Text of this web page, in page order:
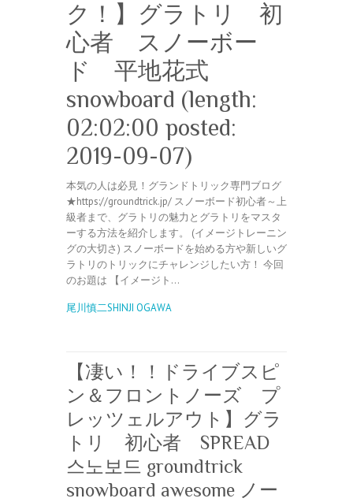
ク！】グラトリ 初
心者 スノーボー
ド 平地花式
snowboard (length:
02:02:00 posted:
2019-09-07)
本気の人は必見！グランドトリック専門ブログ
★https://groundtrick.jp/ スノーボード初心者～上
級者まで、グラトリの魅力とグラトリをマスタ
ーする方法を紹介します。 (イメージトレーニン
グの大切さ) スノーボードを始める方や新しいグ
ラトリのトリックにチャレンジしたい方！ 今回
のお題は 【イメージト…
尾川慎二SHINJI OGAWA
【凄い！！ドライブスピ
ン＆フロントノーズ プ
レッツェルアウト】グラ
トリ 初心者 SPREAD
스노보드 groundtrick
snowboard awesome ノー